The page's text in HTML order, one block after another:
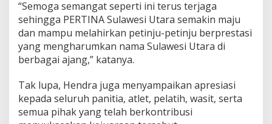
e
e
t
i
n
u
H
U
T
“Semoga semangat seperti ini terus terjaga
sehingga PERTINA Sulawesi Utara semakin maju
dan mampu melahirkan petinju-petinju berprestasi
yang mengharumkan nama Sulawesi Utara di
berbagai ajang,” katanya.
Tak lupa, Hendra juga menyampaikan apresiasi
kepada seluruh panitia, atlet, pelatih, wasit, serta
semua pihak yang telah berkontribusi